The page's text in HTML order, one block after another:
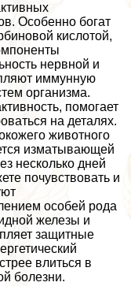
Особенно богат
кислотой,
нервной и
иммунную
организма.
помогает
на деталях.
животного
изматывающей
несколько дней
почувствовать и
особей рода
железы и
защитные
влиться в
болезни.